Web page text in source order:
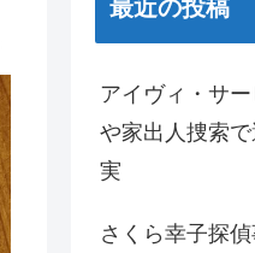
最近の投稿
アイヴィ・サ
や家出人捜索
実
さくら幸子探